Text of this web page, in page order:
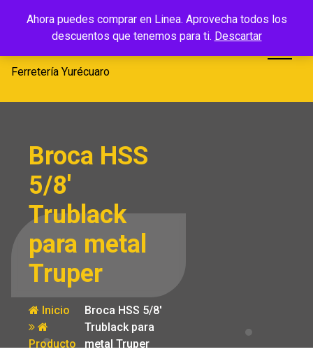
Ahora puedes comprar en Linea. Aprovecha todos los
descuentos que tenemos para ti. Descartar
Ferretería
Yurécuaro
Ferretería Yurécuaro
Broca HSS
5/8′
Trublack
para metal
Truper
Inicio
Producto
Broca HSS 5/8′
Trublack para
metal Truper